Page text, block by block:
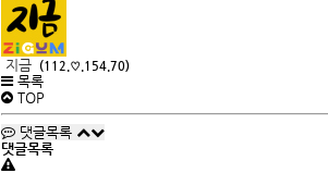
지금 (112.♡.154.70)
목록
TOP
댓글목록
댓글목록